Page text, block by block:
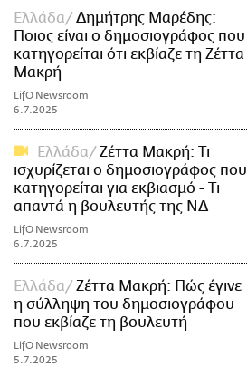
Ελλάδα
Δημήτρης Μαρέδης:
Ποιος είναι ο δημοσιογράφος που
κατηγορείται ότι εκβίαζε τη Ζέττα
Μακρή
LifO Newsroom
6.7.2025
Ελλάδα
Ζέττα Μακρή: Τι
ισχυρίζεται ο δημοσιογράφος που
κατηγορείται για εκβιασμό - Τι
απαντά η βουλευτής της ΝΔ
LifO Newsroom
6.7.2025
Ελλάδα
Ζέττα Μακρή: Πώς έγινε
η σύλληψη του δημοσιογράφου
που εκβίαζε τη βουλευτή
LifO Newsroom
5.7.2025